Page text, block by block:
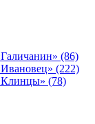
(86)
(222)
(78)